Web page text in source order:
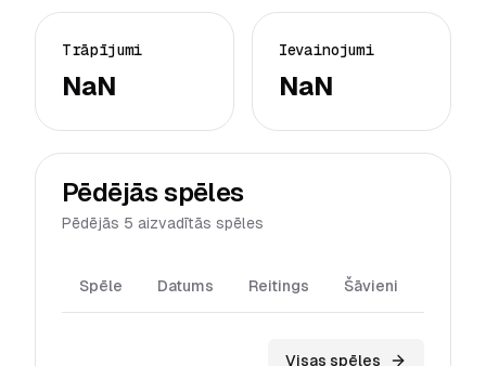
Trāpījumi
NaN
Ievainojumi
NaN
Pēdējās spēles
Pēdējās 5 aizvadītās spēles
Spēle Datums Reitings Šāvieni
Visas spēles